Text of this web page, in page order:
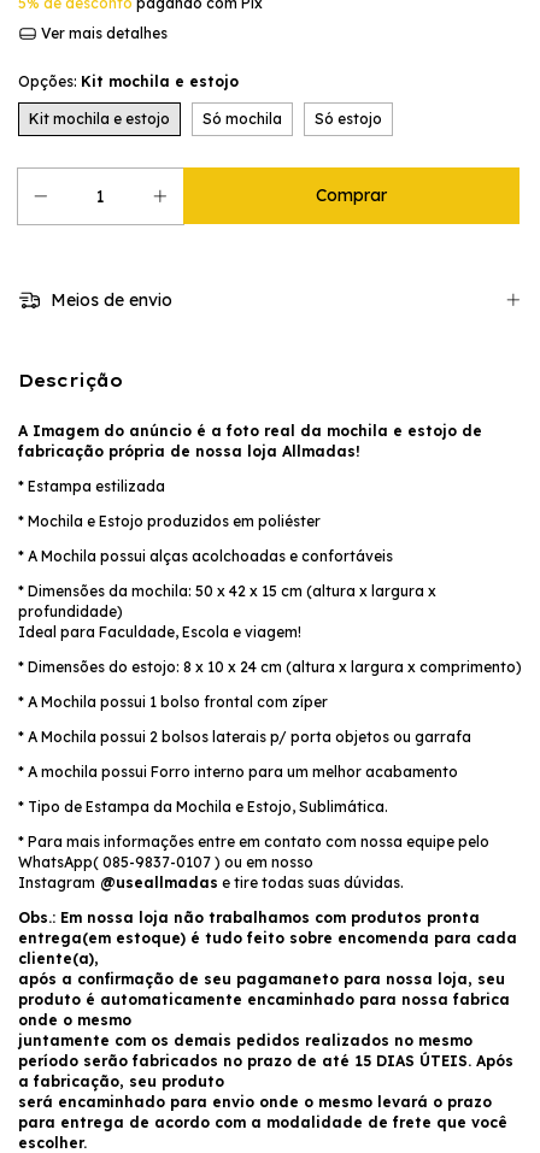
Ver mais detalhes
Opções: Kit mochila e estojo
Kit mochila e estojo Só mochila Só estojo
Meios de envio
Descrição
A Imagem do anúncio é a foto real da mochila e estojo de
fabricação própria de nossa loja Allmadas!
* Estampa estilizada
* Mochila e Estojo produzidos em poliéster
* A Mochila possui alças acolchoadas e confortáveis
* Dimensões da mochila: 50 x 42 x 15 cm (altura x largura x
profundidade)
Ideal para Faculdade, Escola e viagem!
* Dimensões do estojo: 8 x 10 x 24 cm (altura x largura x comprimento)
* A Mochila possui 1 bolso frontal com zíper
* A Mochila possui 2 bolsos laterais p/ porta objetos ou garrafa
* A mochila possui Forro interno para um melhor acabamento
* Tipo de Estampa da Mochila e Estojo, Sublimática.
* Para mais informações entre em contato com nossa equipe pelo
WhatsApp( 085-9837-0107 ) ou em nosso
Instagram @useallmadas e tire todas suas dúvidas.
Obs.: Em nossa loja não trabalhamos com produtos pronta
entrega(em estoque) é tudo feito sobre encomenda para cada
cliente(a),
após a confirmação de seu pagamaneto para nossa loja, seu
produto é automaticamente encaminhado para nossa fabrica
onde o mesmo
juntamente com os demais pedidos realizados no mesmo
período serão fabricados no prazo de até 15 DIAS ÚTEIS. Após
a fabricação, seu produto
será encaminhado para envio onde o mesmo levará o prazo
para entrega de acordo com a modalidade de frete que você
escolher.